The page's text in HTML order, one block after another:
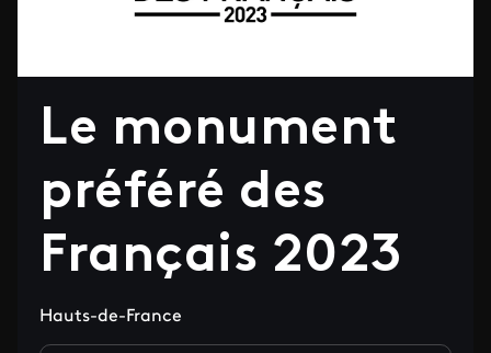
Le monument
préféré des
Français 2023
Hauts-de-France